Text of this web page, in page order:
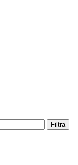
Filtra